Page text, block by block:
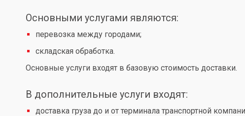
Основными услугами являются:
перевозка между городами;
складская обработка.
Основные услуги входят в базовую стоимость доставки.
В дополнительные услуги входят:
доставка груза до и от терминала транспортной